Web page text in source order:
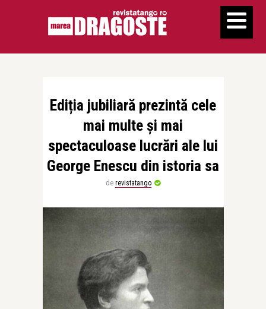
Ediția jubiliară prezintă cele
mai multe și mai
spectaculoase lucrări ale lui
George Enescu din istoria sa
de revistatango